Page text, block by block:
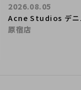
Acne Studios デニ
2026.08.05
原宿店